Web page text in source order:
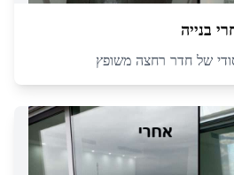
בנייה
של חדר רחצה משופץ